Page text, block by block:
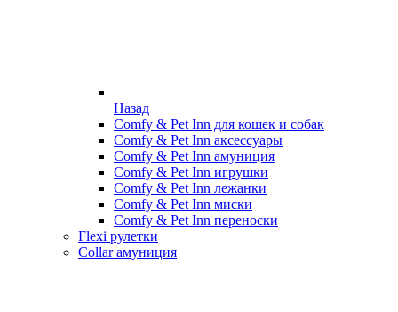
Назад
Comfy & Pet Inn для кошек и собак
Comfy & Pet Inn аксессуары
Comfy & Pet Inn амуниция
Comfy & Pet Inn игрушки
Comfy & Pet Inn лежанки
Comfy & Pet Inn миски
Comfy & Pet Inn переноски
Flexi рулетки
Collar амуниция